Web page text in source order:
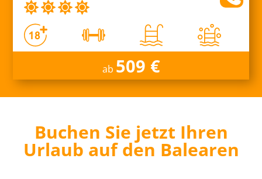
ab 509 €
Buchen Sie jetzt Ihren
Urlaub auf den Balearen